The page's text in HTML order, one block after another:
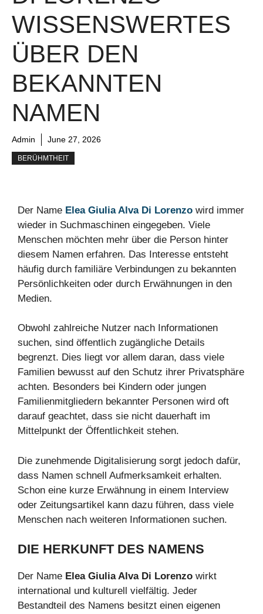
WISSENSWERTES
ÜBER DEN
BEKANNTEN
NAMEN
Admin June 27, 2026
BERÜHMTHEIT
Der Name Elea Giulia Alva Di Lorenzo wird immer
wieder in Suchmaschinen eingegeben. Viele
Menschen möchten mehr über die Person hinter
diesem Namen erfahren. Das Interesse entsteht
häufig durch familiäre Verbindungen zu bekannten
Persönlichkeiten oder durch Erwähnungen in den
Medien.
Obwohl zahlreiche Nutzer nach Informationen
suchen, sind öffentlich zugängliche Details
begrenzt. Dies liegt vor allem daran, dass viele
Familien bewusst auf den Schutz ihrer Privatsphäre
achten. Besonders bei Kindern oder jungen
Familienmitgliedern bekannter Personen wird oft
darauf geachtet, dass sie nicht dauerhaft im
Mittelpunkt der Öffentlichkeit stehen.
Die zunehmende Digitalisierung sorgt jedoch dafür,
dass Namen schnell Aufmerksamkeit erhalten.
Schon eine kurze Erwähnung in einem Interview
oder Zeitungsartikel kann dazu führen, dass viele
Menschen nach weiteren Informationen suchen.
DIE HERKUNFT DES NAMENS
Der Name Elea Giulia Alva Di Lorenzo wirkt
international und kulturell vielfältig. Jeder
Bestandteil des Namens besitzt einen eigenen